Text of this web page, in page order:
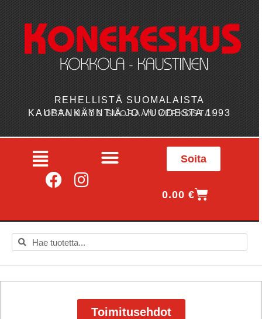
REHELLISTÄ SUOMALAISTA
KAUPANKÄYNTIÄ JO VUODESTA 1993
OSTA MYÖS SUORAAN VERKOSTA!
Soita
0.00€
Toimitusehdot